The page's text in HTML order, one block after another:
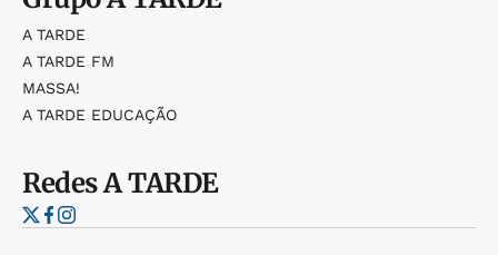
A TARDE
A TARDE FM
MASSA!
A TARDE EDUCAÇÃO
RedesA TARDE